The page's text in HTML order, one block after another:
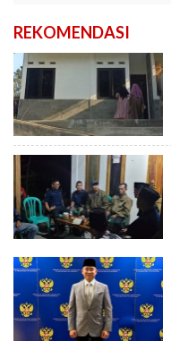
REKOMENDASI